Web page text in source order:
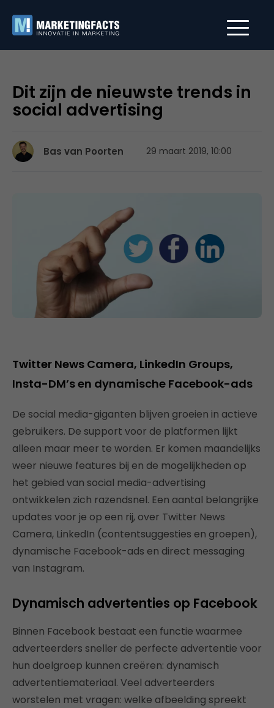
Dit zijn de nieuwste trends in
social advertising
Bas van Poorten 29 maart 2019, 10:00
Twitter News Camera, LinkedIn Groups,
Insta-DM’s en dynamische Facebook-ads
De social media-giganten blijven groeien in actieve
gebruikers. De support voor de platformen lijkt
alleen maar meer te worden. Er komen maandelijks
weer nieuwe features bij en de mogelijkheden op
het gebied van social media-advertising
ontwikkelen zich razendsnel. Een aantal belangrijke
updates voor je op een rij, over Twitter News
Camera, LinkedIn (contentsuggesties en groepen),
dynamische Facebook-ads en direct messaging
van Instagram.
Dynamisch advertenties op Facebook
Binnen Facebook bestaat een functie waarmee
adverteerders sneller de perfecte advertentie voor
hun doelgroep kunnen creëren: dynamisch
advertentiemateriaal. Veel adverteerders
worstelen met vragen: welke afbeelding spreekt